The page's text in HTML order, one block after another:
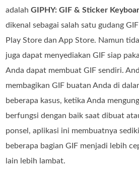
adalahGIPHY: GIF & Sticker
dikenal sebagai salah satu gudang
Play Store dan App Store. Namun
juga dapat menyediakan GIF siap
Anda dapat membuat GIF sendiri.
membagikan GIF buatan Anda di
beberapa kasus, ketika Anda
berfungsi dengan baik saat dibuat
ponsel, aplikasi ini membuatnya
beberapa bagian GIF menjadi lebih
lain lebih lambat.